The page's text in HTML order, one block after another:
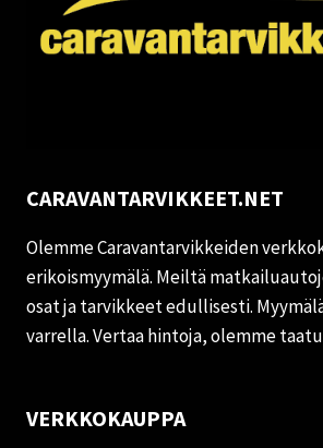
CARAVANTARVIKKEET.NET
Olemme Caravantarvikkeiden
erikoismyymälä. Meiltä
osat ja tarvikkeet edullisesti.
varrella. Vertaa hintoja, olemme
VERKKOKAUPPA